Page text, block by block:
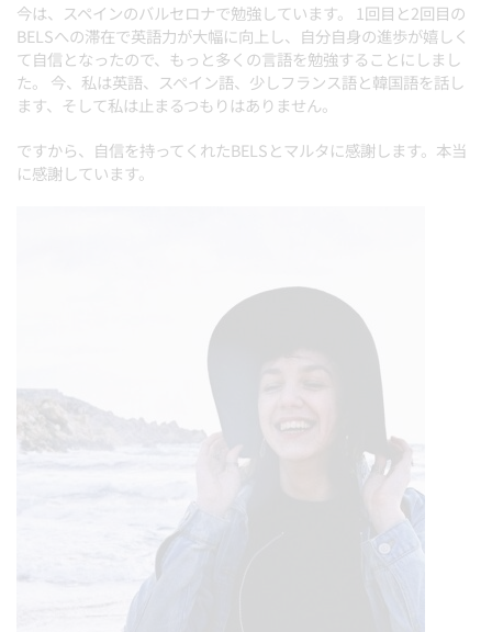
今は、スペインのバルセロナで勉強しています。 1回目と2回目の
BELSへの滞在で英語力が大幅に向上し、自分自身の進歩が嬉しく
て自信となったので、もっと多くの言語を勉強することにしまし
た。 今、私は英語、スペイン語、少しフランス語と韓国語を話し
ます、そして私は止まるつもりはありません。
ですから、自信を持ってくれたBELSとマルタに感謝します。本当
に感謝しています。